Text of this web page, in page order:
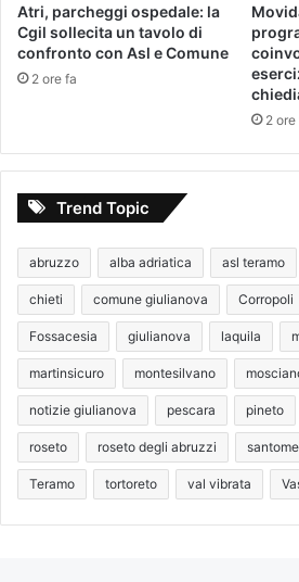
Atri, parcheggi ospedale: la
Cgil sollecita un tavolo di
confronto con Asl e Comune
2 ore fa
2 ore
Trend Topic
abruzzo alba adriatica asl teramo
chieti comune giulianova Corropoli
Fossacesia giulianova laquila
martinsicuro montesilvano
notizie giulianova pescara pineto
roseto roseto degli abruzzi
Teramo tortoreto val vibrata